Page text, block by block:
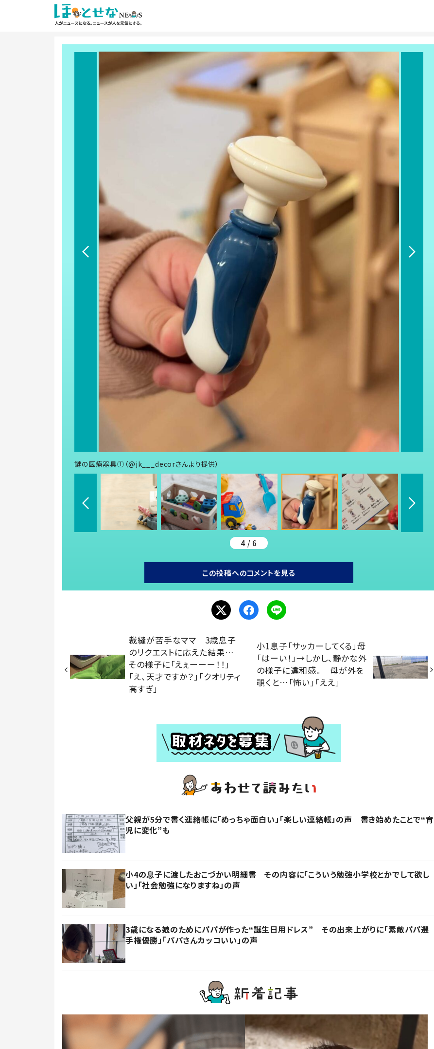
謎の医療器具①（@jk___decorさんより提供）
4 / 6
この投稿へのコメントを見る
裁縫が苦手なママ 3歳息子
のリクエストに応えた結果…
その様子に「えぇーーー！！」
「え、天才ですか？」「クオリティ
高すぎ」
小1息子「サッカーしてくる」母
「はーい！」→しかし、静かな外
の様子に違和感。 母が外を
覗くと…「怖い」「ええ」
父親が5分で書く連絡帳に「めっちゃ面白い」「楽しい連絡帳」の声 書き始めたことで“育
児に変化”も
小4の息子に渡したおこづかい明細書 その内容に「こういう勉強小学校とかでして欲し
い」「社会勉強になりますね」の声
3歳になる娘のためにパパが作った“誕生日用ドレス” その出来上がりに「素敵パパ選
手権優勝」「パパさんカッコいい」の声